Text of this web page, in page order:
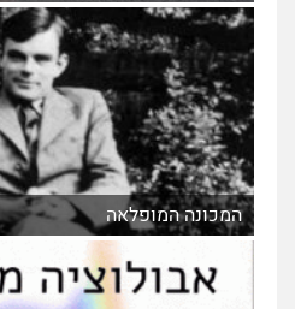
המכונה המופלאה